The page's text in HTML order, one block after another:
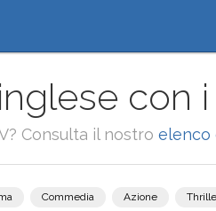
con
Consulta il nostro elenco
Commedia Azione